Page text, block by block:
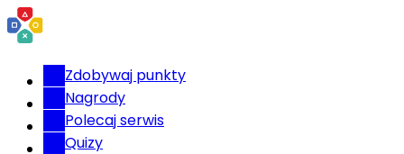
Zdobywaj punkty
Nagrody
Polecaj serwis
Quizy